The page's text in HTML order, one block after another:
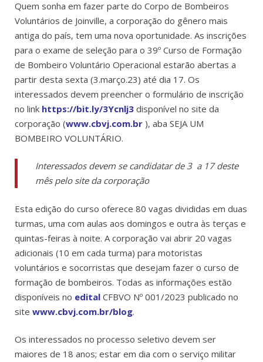
Quem sonha em fazer parte do Corpo de Bombeiros
Voluntários de Joinville, a corporação do gênero mais
antiga do país, tem uma nova oportunidade. As inscrições
para o exame de seleção para o 39º Curso de Formação
de Bombeiro Voluntário Operacional estarão abertas a
partir desta sexta (3.março.23) até dia 17. Os
interessados devem preencher o formulário de inscrição
no link https://bit.ly/3Ycnlj3 disponível no site da
corporação (www.cbvj.com.br ), aba SEJA UM
BOMBEIRO VOLUNTÁRIO.
Interessados devem se candidatar de 3 a 17 deste
mês pelo site da corporação
Esta edição do curso oferece 80 vagas divididas em duas
turmas, uma com aulas aos domingos e outra às terças e
quintas-feiras à noite. A corporação vai abrir 20 vagas
adicionais (10 em cada turma) para motoristas
voluntários e socorristas que desejam fazer o curso de
formação de bombeiros. Todas as informações estão
disponíveis no edital CFBVO Nº 001/2023 publicado no
site www.cbvj.com.br/blog.
Os interessados no processo seletivo devem ser
maiores de 18 anos; estar em dia com o serviço militar